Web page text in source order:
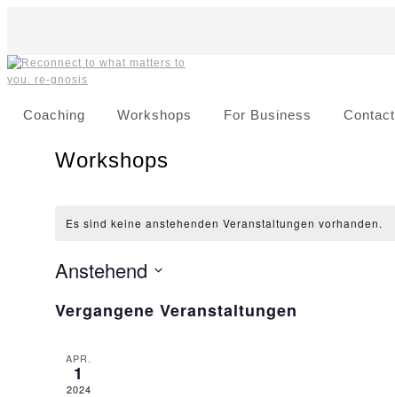
Skip
to
Coaching Workshops For Business Contact
Workshops
Es sind keine anstehenden Veranstaltungen vorhanden.
Anstehend
auswählen
Vergangene Veranstaltungen
APR.
1
2024